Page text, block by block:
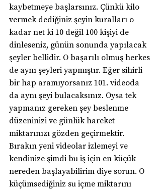
kaybetmeye başlarsınız. Çünkü kilo
vermek dediğiniz şeyin kuralları o
kadar net ki 10 değil 100 kişiyi de
dinleseniz, günün sonunda yapılacak
şeyler bellidir. O başarılı olmuş herkes
de aynı şeyleri yapmıştır. Eğer sihirli
bir hap aramıyorsanız 101. videoda
da aynı şeyi bulacaksınız. Oysa tek
yapmanız gereken şey beslenme
düzeninizi ve günlük hareket
miktarınızı gözden geçirmektir.
Bırakın yeni videolar izlemeyi ve
kendinize şimdi bu iş için en küçük
nereden başlayabilirim diye sorun. O
küçümsediğiniz su içme miktarını